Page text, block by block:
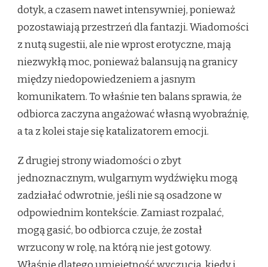
dotyk, a czasem nawet intensywniej, ponieważ
pozostawiają przestrzeń dla fantazji. Wiadomości
z nutą sugestii, ale nie wprost erotyczne, mają
niezwykłą moc, ponieważ balansują na granicy
między niedopowiedzeniem a jasnym
komunikatem. To właśnie ten balans sprawia, że
odbiorca zaczyna angażować własną wyobraźnię,
a ta z kolei staje się katalizatorem emocji.
Z drugiej strony wiadomości o zbyt
jednoznacznym, wulgarnym wydźwięku mogą
zadziałać odwrotnie, jeśli nie są osadzone w
odpowiednim kontekście. Zamiast rozpalać,
mogą gasić, bo odbiorca czuje, że został
wrzucony w rolę, na którą nie jest gotowy.